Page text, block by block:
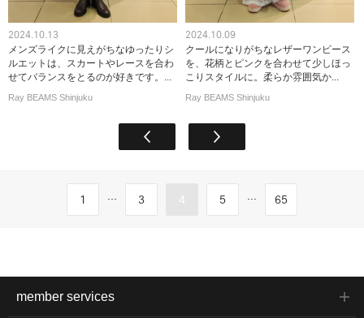
2024.10.13
メンズライクに見えがちなゆったりシ
ルエットは、スカートやレースを合わ
せてバランスをとるのが好きです。...
Ray BEAMS Shinjuku
2024.10.09
クールになりがちなレザーワンピース
を、花柄とピンクを合わせて少しほっ
こりスタイルに。柔らか雰囲気か...
Ray BEAMS Shinjuku
1 ... 3 4 5 ... 65
member services